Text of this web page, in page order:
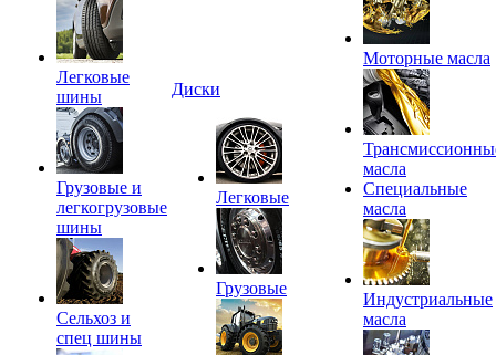
Легковые
шины
Грузовые и
легкогрузовые
шины
Сельхоз и
спец шины
Диски
Легковые
Грузовые
Моторные масла
масла
Специальные
масла
Индустриальные
масла